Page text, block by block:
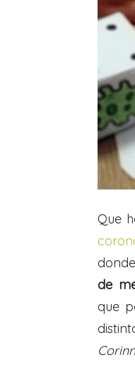
Que
de
que